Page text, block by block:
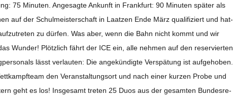
75 Minu­ten. Ange­sagte Ankunft in Frank­furt: 90 Minu­ten spä­ter als
auf der Schul­meis­ter­schaft in Laat­zen Ende März qua­li­fi­ziert und hat­
zu dür­fen. Was aber, wenn die Bahn nicht kommt und wir
Wun­der! Plötz­lich fährt der ICE ein, alle neh­men auf den reser­vier­ten
lässt ver­lau­ten: Die ange­kün­digte Ver­spä­tung ist auf­ge­ho­ben.
den Ver­an­stal­tungs­ort und nach einer kur­zen Probe und
geht es los! Ins­ge­samt tre­ten 25 Duos aus der gesam­ten Bun­des­re­